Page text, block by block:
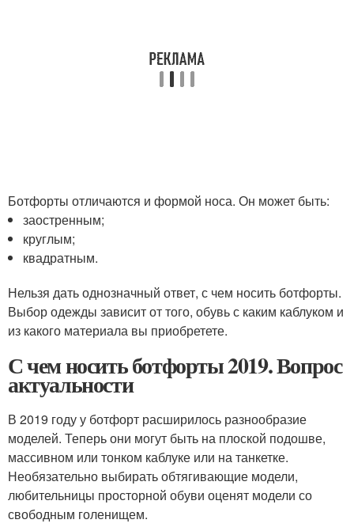
Ботфорты отличаются и формой носа. Он может быть:
заостренным;
круглым;
квадратным.
Нельзя дать однозначный ответ, с чем носить ботфорты.
Выбор одежды зависит от того, обувь с каким каблуком и
из какого материала вы приобретете.
С чем носить ботфорты 2019. Вопрос
актуальности
В 2019 году у ботфорт расширилось разнообразие
моделей. Теперь они могут быть на плоской подошве,
массивном или тонком каблуке или на танкетке.
Необязательно выбирать обтягивающие модели,
любительницы просторной обуви оценят модели со
свободным голенищем.